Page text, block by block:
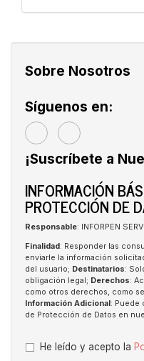
Sobre Nosotros
Síguenos en:
¡Suscríbete a
INFORMACIÓN
PROTECCIÓN DE
Responsable: INFORPEN
Finalidad: Responder las
enviarle la información
del usuario; Destinatarios:
obligación legal; Derechos:
como otros derechos, como
Información Adicional: Puede
de Protección de Datos en
He leído y acepto la